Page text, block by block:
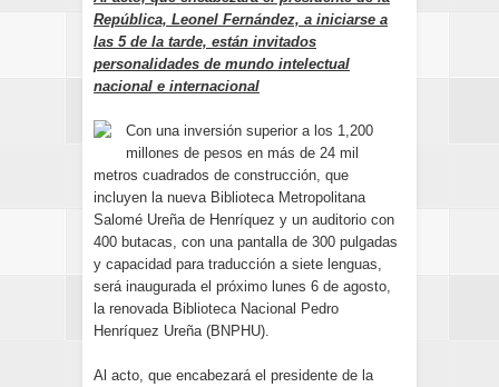
República, Leonel Fernández, a iniciarse a
las 5 de la tarde, están invitados
personalidades de mundo intelectual
nacional e internacional
Con una inversión superior a los 1,200
millones de pesos en más de 24 mil
metros cuadrados de construcción, que
incluyen la nueva Biblioteca Metropolitana
Salomé Ureña de Henríquez y un auditorio con
400 butacas, con una pantalla de 300 pulgadas
y capacidad para traducción a siete lenguas,
será inaugurada el próximo lunes 6 de agosto,
la renovada Biblioteca Nacional Pedro
Henríquez Ureña (BNPHU).
Al acto, que encabezará el presidente de la